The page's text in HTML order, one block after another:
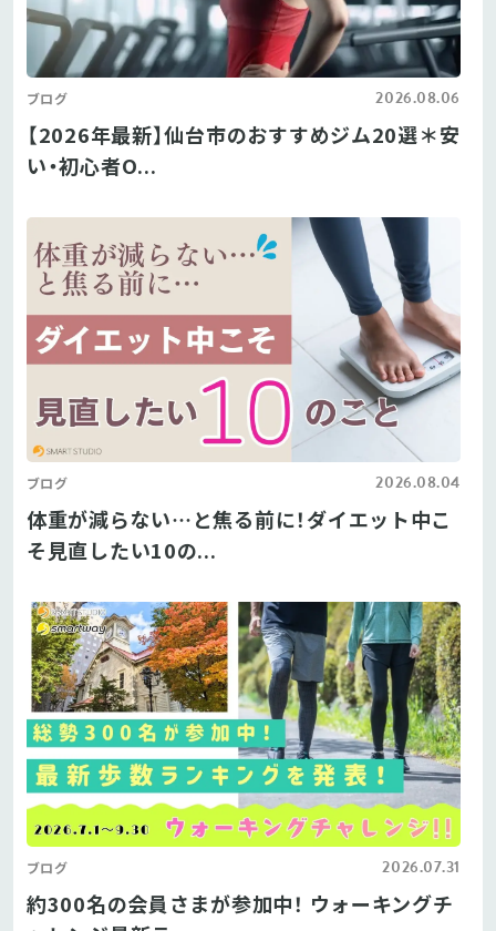
ブログ 2026.08.06
【2026年最新】仙台市のおすすめジム20選＊安
い・初心者O...
ブログ 2026.08.04
体重が減らない…と焦る前に！ダイエット中こ
そ見直したい10の...
ブログ 2026.07.31
約300名の会員さまが参加中！ ウォーキングチ